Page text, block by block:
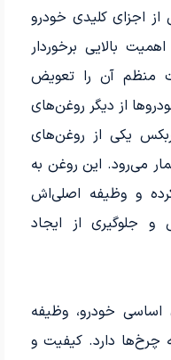
از اجزای کلیدی خودرو
بالایی برخوردار
منظم آن را تعویض
از دیگر روغن‌های
یکی از روغن‌های
می‌رود. این روغن به
و وظیفه اصلی‌اش
و جلوگیری از ایجاد
اساسی خودرو، وظیفه
چرخ‌ها دارد. کیفیت و